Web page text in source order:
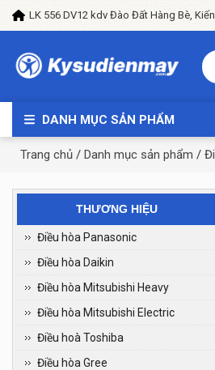
LK 556 DV12 kdv Đào Đất Hàng Bè,
DANH MỤC SẢN PHẨM
Trang chủ / Danh mục sản phẩm /
THƯƠNG HIỆU
Điều hòa Panasonic
Điều hòa Daikin
Điều hòa Mitsubishi Heavy
Điều hòa Mitsubishi Electric
Điều hoà Toshiba
Điều hòa Gree